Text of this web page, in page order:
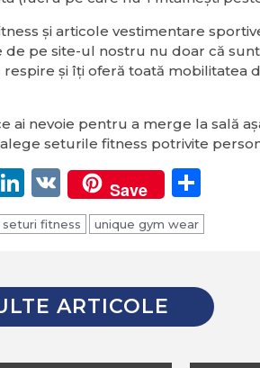
și articole vestimentare
de pe site-ul nostru nu doar că
și îți oferă toată mobilitatea
ai nevoie pentru a merge la sală
seturile fitness potrivite
LinkedIn
VK Save
seturi fitness unique gym wear
ARTICOLE